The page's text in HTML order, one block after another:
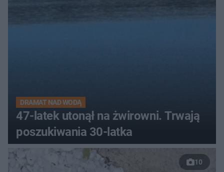
DRAMAT NAD WODĄ
47-latek utonął na żwirowni. Trwają
poszukiwania 30-latka
10